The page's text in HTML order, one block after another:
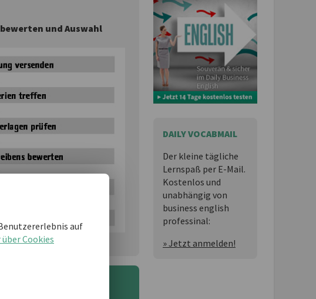
auf
über Cookies
DAILY VOCABMAIL
Der kleine tägliche
Lernspaß per E-Mail.
Kostenlos und
unabhängig von
business english
professinal:
» Jetzt anmelden!
und Auswahl